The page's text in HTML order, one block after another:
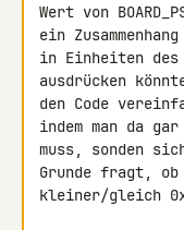
Wert von
ein
in Einheiten des
ausdrücken
den Code
indem man da
muss, sonden
Grunde fragt, ob
kleiner/gleich